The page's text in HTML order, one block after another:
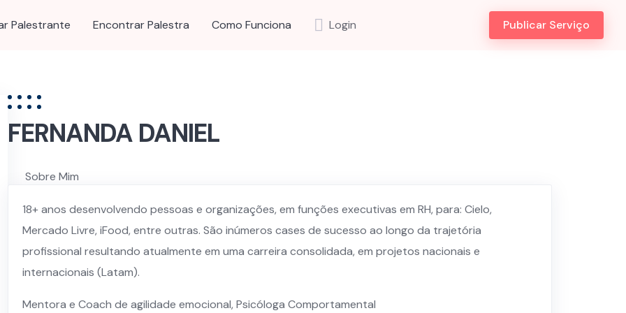
Palestrante Encontrar Palestra Como Funciona Login Publicar Serviço
FERNANDA DANIEL
Sobre Mim
18+ anos desenvolvendo pessoas e organizações, em funções executivas em RH, para: Cielo,
Mercado Livre, iFood, entre outras. São inúmeros cases de sucesso ao longo da trajetória
profissional resultando atualmente em uma carreira consolidada, em projetos nacionais e
internacionais (Latam).
Mentora e Coach de agilidade emocional, Psicóloga Comportamental